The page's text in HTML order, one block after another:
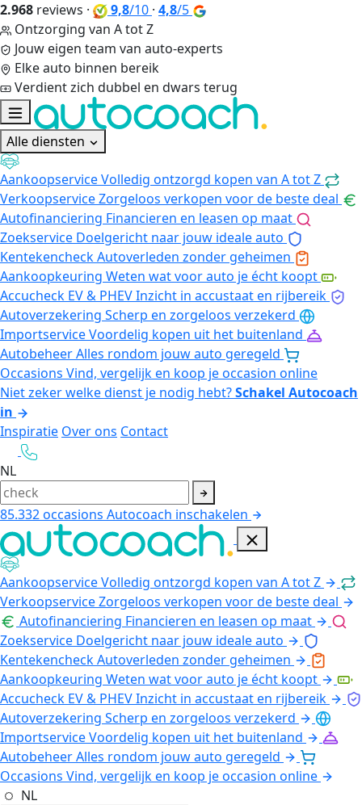
2.968 reviews · 9,8/10 · 4,8/5
Ontzorging van A tot Z
Jouw eigen team van auto-experts
Elke auto binnen bereik
Verdient zich dubbel en dwars terug
Alle diensten
AankoopserviceVolledig ontzorgd kopen van A tot Z
VerkoopserviceZorgeloos verkopen voor de beste deal
Autofinanciering Financieren en leasen op maat
Zoekservice Doelgericht naar jouw ideale auto
KentekencheckAutoverleden zonder geheimen
Aankoopkeuring Weten wat voor auto je écht koopt
Accucheck EV & PHEVInzicht in accustaat en rijbereik
Autoverzekering Scherp en zorgeloos verzekerd
ImportserviceVoordelig kopen uit het buitenland
AutobeheerAlles rondom jouw auto geregeld
Occasions Vind, vergelijk en koop je occasion online
Niet zeker welke dienst je nodig hebt?Schakel Autocoach
in
Inspiratie Over ons Contact
NL
85.332occasions Autocoach inschakelen
AankoopserviceVolledig ontzorgd kopen van A tot Z
VerkoopserviceZorgeloos verkopen voor de beste deal
Autofinanciering Financieren en leasen op maat
Zoekservice Doelgericht naar jouw ideale auto
KentekencheckAutoverleden zonder geheimen
Aankoopkeuring Weten wat voor auto je écht koopt
Accucheck EV & PHEVInzicht in accustaat en rijbereik
Autoverzekering Scherp en zorgeloos verzekerd
ImportserviceVoordelig kopen uit het buitenland
AutobeheerAlles rondom jouw auto geregeld
Occasions Vind, vergelijk en koop je occasion online
NL